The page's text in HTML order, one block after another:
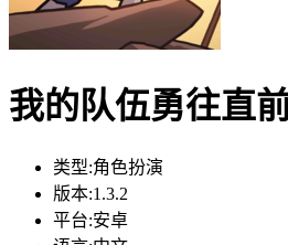
我的队伍勇往直
类型:角色扮演
版本:1.3.2
平台:安卓